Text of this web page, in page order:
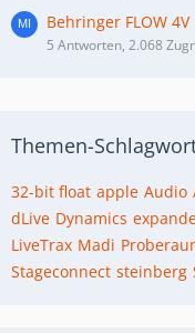
Behringer FLOW 4V
5 Antworten, 2.068
Themen-
32-bit float apple Audio
dLive Dynamics
LiveTrax Madi
Stageconnect steinberg